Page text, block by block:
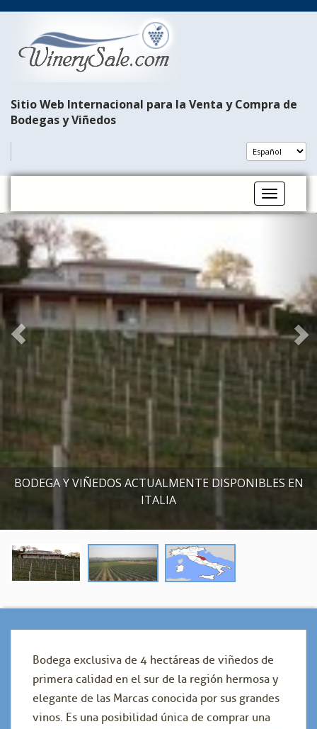
Sitio Web Internacional para la Venta y Compra de
Bodegas y Viñedos
Toggle
BODEGA Y VIÑEDOS ACTUALMENTE DISPONIBLES EN
ITALIA
P
r
e
v
i
o
u
s
N
Bodega exclusiva de 4 hectáreas de viñedos de
primera calidad en el sur de la región hermosa y
elegante de las Marcas conocida por sus grandes
vinos. Es una posibilidad única de comprar una